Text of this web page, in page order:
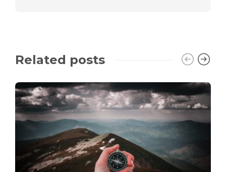
Related posts